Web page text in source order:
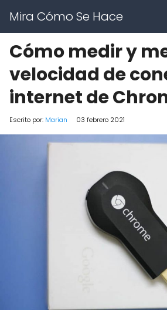
Mira Cómo Se Hace
Cómo medir y
velocidad de
internet de
Escrito por: Marian 03 febrero 2021